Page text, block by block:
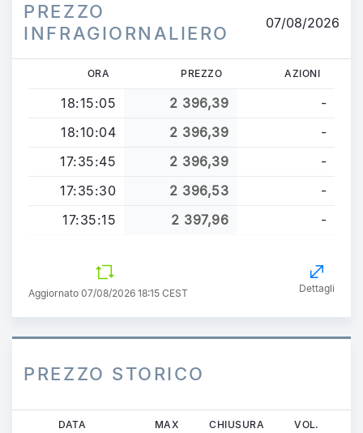
PREZZO
INFRAGIORNALIERO
07/08/2026
ORA PREZZO AZIONI
18:15:05 2 396,39
-
18:10:04
2 396,39
-
17:35:45
2 396,39
-
17:35:30
2 396,53
-
17:35:15
2 397,96 -
Aggiornato 07/08/2026 18:15 CEST Dettagli
PREZZO STORICO
DATA MAX CHIUSURA VOL.